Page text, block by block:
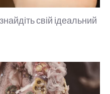
свій ідеальний